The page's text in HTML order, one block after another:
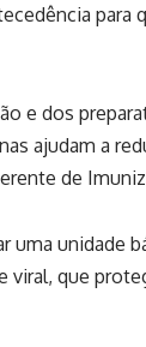
para
e dos
ajudam a
de
uma unidade
viral, que